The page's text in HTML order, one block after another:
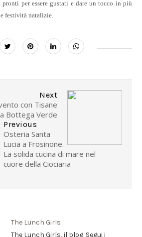
pronti per essere gustati e dare un tocco in più
festività natalizie.
Next
con Tisane
Bottega Verde
Previous
Osteria Santa
Lucia a Frosinone.
La solida cucina di mare nel
cuore della Ciociaria
The Lunch Girls
The Lunch Girls, il blog. Segui i